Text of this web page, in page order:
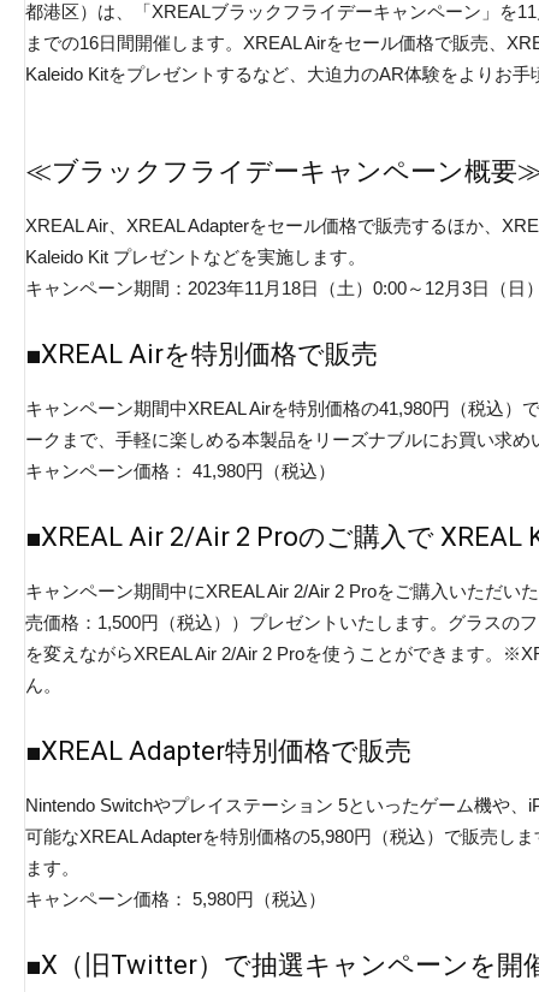
都港区）は、「XREALブラックフライデーキャンペーン」を
までの16日間開催します。XREAL Airをセール価格で販売、
Kaleido Kitをプレゼントするなど、大迫力のAR体験をよりお
≪ブラックフライデーキャンペーン概要
XREAL Air、XREAL Adapterをセール価格で販売するほか、
Kaleido Kit プレゼントなどを実施します。
キャンペーン期間：2023年11月18日（土）0:00～12月3日（日
■XREAL Airを特別価格で販売
キャンペーン期間中XREAL Airを特別価格の41,980円（税込）
ークまで、手軽に楽しめる本製品をリーズナブルにお買い求め
キャンペーン価格： 41,980円（税込）
■XREAL Air 2/Air 2 Proのご購入で
キャンペーン期間中にXREAL Air 2/Air 2 Proをご購入いただい
売価格：1,500円（税込））プレゼントいたします。グラスの
を変えながらXREAL Air 2/Air 2 Proを使うことができます。
ん。
■XREAL Adapter特別価格で販売
Nintendo Switchやプレイステーション 5といったゲーム機や、
可能なXREAL Adapterを特別価格の5,980円（税込）で販売し
ます。
キャンペーン価格： 5,980円（税込）
■X（旧Twitter）で抽選キャンペーンを開